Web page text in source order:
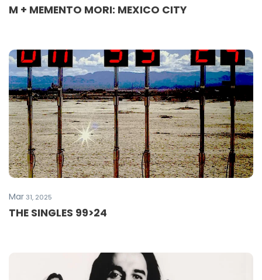
M + MEMENTO MORI: MEXICO CITY
Mar31, 2025
THE SINGLES 99>24